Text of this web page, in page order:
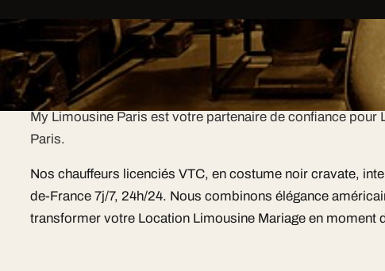
Location Limousine Mariage à Paris —
Limousine Paris
My Limousine Paris est votre partenaire de confiance pour
Paris.
Nos chauffeurs licenciés VTC, en costume noir cravate,
de-France 7j/7, 24h/24. Nous combinons élégance
transformer votre Location Limousine Mariage en moment